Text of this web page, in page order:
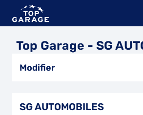
Top Garage - SG
Modifier
SG AUTOMOBILES